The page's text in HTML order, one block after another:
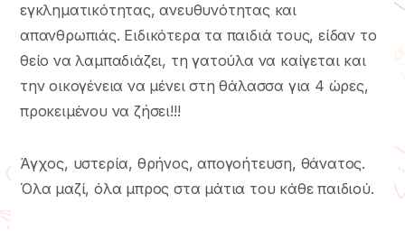
εγκληματικότητας, ανευθυνότητας και
απανθρωπιάς. Ειδικότερα τα παιδιά τους, είδαν το
θείο να λαμπαδιάζει, τη γατούλα να καίγεται και
την οικογένεια να μένει στη θάλασσα για 4 ώρες,
προκειμένου να ζήσει!!!
Άγχος, υστερία, θρήνος, απογοήτευση, θάνατος.
Όλα μαζί, όλα μπρος στα μάτια του κάθε παιδιού.